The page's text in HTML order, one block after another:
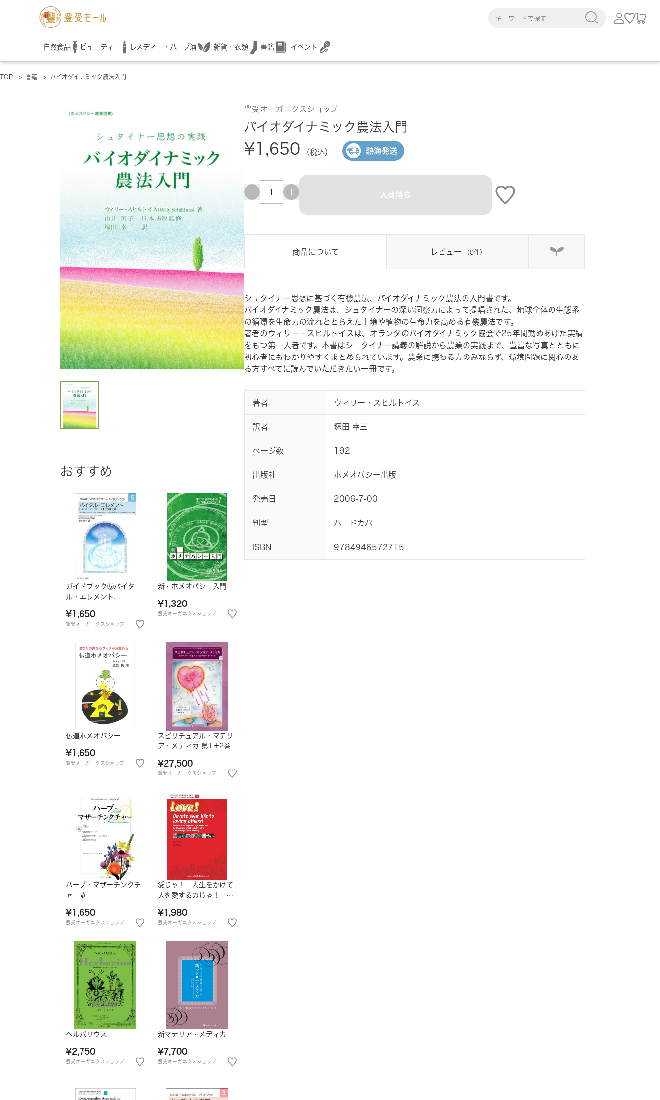
自然食品 ビューティー レメディー・ハーブ酒 雑貨・衣類 書籍 イベント
TOP > 書籍 > バイオダイナミック農法入門
おすすめ
ガイドブック⑤バイタ
ル・エレメント.
¥1,650
豊受オーガニクスショップ
新・ホメオパシー入門
¥1,320
豊受オーガニクスショップ
仏道ホメオパシー
¥1,650
豊受オーガニクスショップ
スピリチュアル・マテリ
ア・メディカ 第1＋2巻
¥27,500
豊受オーガニクスショップ
ハーブ・マザーチンクチ
ャーφ
¥1,650
豊受オーガニクスショップ
愛じゃ！ 人生をかけて
人を愛するのじゃ！ ★
¥1,980
豊受オーガニクスショップ
ヘルバリウス
¥2,750
豊受オーガニクスショップ
新マテリア・メディカ
¥7,700
豊受オーガニクスショップ
豊受オーガニクスショップ
バイオダイナミック農法入門
¥1,650 （税込） 熱海発送
入荷待ち
商品について レビュー （0件）
シュタイナー思想に基づく有機農法、バイオダイナミック農法の入門書です。
バイオダイナミック農法は、シュタイナーの深い洞察力によって提唱された、地球全体の生態系
の循環を生命力の流れととらえた土壌や植物の生命力を高める有機農法です。
著者のウィリー・スヒルトイスは、オランダのバイオダイナミック協会で25年間勤めあげた実績
をもつ第一人者です。本書はシュタイナー講義の解説から農業の実践まで、豊富な写真とともに
初心者にもわかりやすくまとめられています。農業に携わる方のみならず、環境問題に関心のあ
る方すべてに読んでいただきたい一冊です。
著者 ウィリー・スヒルトイス
訳者 塚田 幸三
ページ数 192
出版社 ホメオパシー出版
発売日 2006-7-00
判型 ハードカバー
ISBN 9784946572715